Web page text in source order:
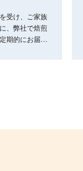
受け、ご家族
、弊社で焙煎
期的にお届…